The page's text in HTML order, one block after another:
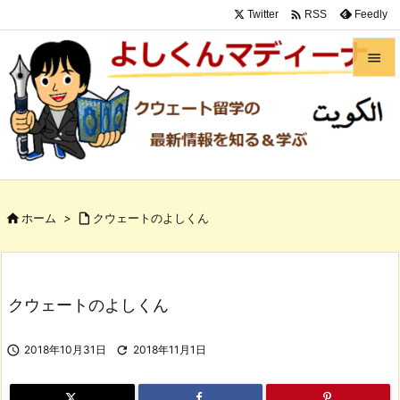


メニュ

次へ
Twitter  RSS Feedly
ホーム >  クウェートのよしくん
クウェートのよしくん
 2018年10月31日  2018年11月1日